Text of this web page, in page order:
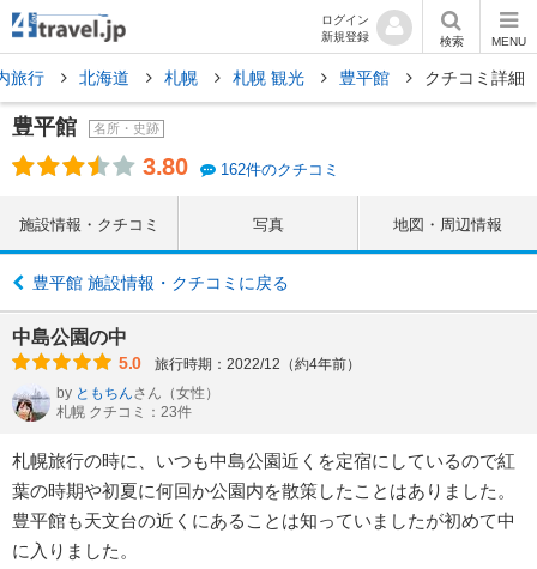
ログイン
新規登録
検索 MENU
旅行 北海道 札幌 札幌 観光 豊平館 クチコミ詳細
豊平館 名所・史跡
3.80 162件のクチコミ
施設情報・クチコミ 写真 地図・周辺情報
豊平館 施設情報・クチコミに戻る
中島公園の中
5.0
旅行時期：2022/12（約4年前）
by ともちんさん （女性）
札幌 クチコミ：23件
札幌旅行の時に、いつも中島公園近くを定宿にしているので紅
葉の時期や初夏に何回か公園内を散策したことはありました。
豊平館も天文台の近くにあることは知っていましたが初めて中
に入りました。